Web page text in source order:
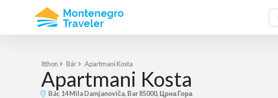
Itthon Bár Apartmani Kosta
Apartmani Kosta
Bár, 14 Mila Damjanoviča, Bar 85000, Црна Гора